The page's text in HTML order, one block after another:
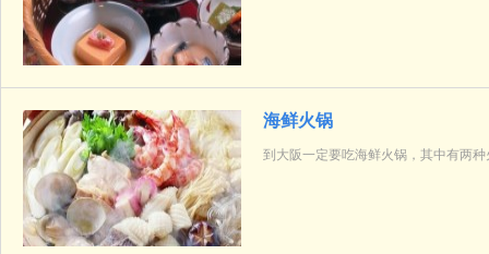
海鲜火锅
到大阪一定要吃海鲜火锅，其中有两